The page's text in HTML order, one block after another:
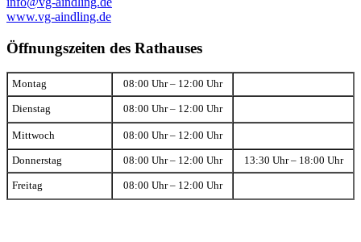
www.vg-aindling.de
Öffnungszeiten des Rathauses
Montag 08:00 Uhr – 12:00 Uhr
Dienstag 08:00 Uhr – 12:00 Uhr
Mittwoch 08:00 Uhr – 12:00 Uhr
Donnerstag 08:00 Uhr – 12:00 Uhr 13:30 Uhr – 18:00 Uhr
Freitag 08:00 Uhr – 12:00 Uhr